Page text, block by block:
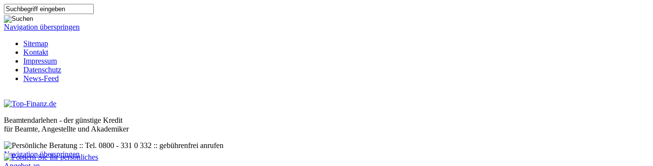
Navigation überspringen
Sitemap
Kontakt
Impressum
Datenschutz
News-Feed
Beamtendarlehen - der günstige Kredit
für Beamte, Angestellte und Akademiker
Navigation überspringen